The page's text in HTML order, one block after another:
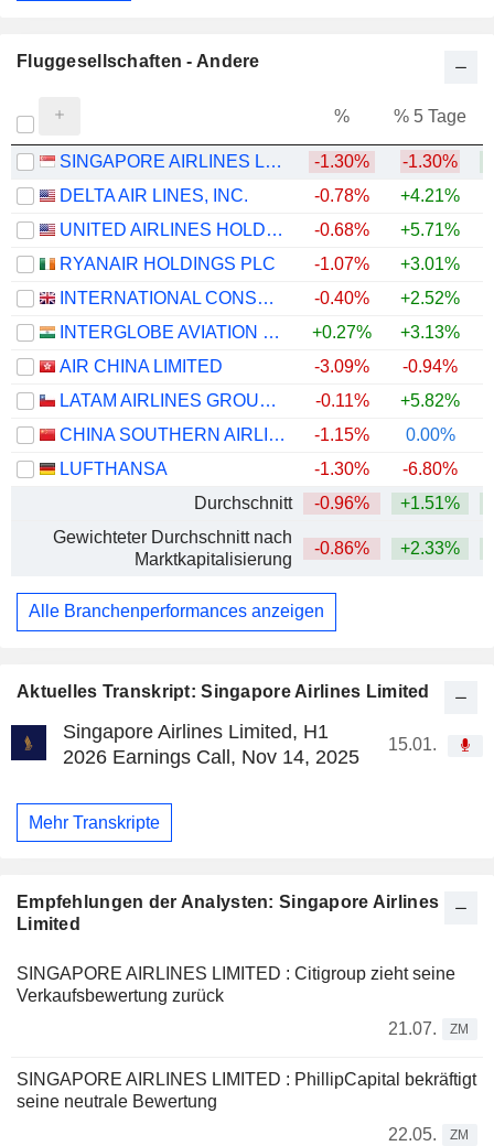
Aktuelles Transkript: Singapore Airlines Limited
Singapore Airlines Limited, H1
2026 Earnings Call, Nov 14, 2025
15.01.
Mehr Transkripte
Empfehlungen der Analysten: Singapore Airlines
Limited
SINGAPORE AIRLINES LIMITED : Citigroup zieht seine
Verkaufsbewertung zurück
21.07.
ZM
SINGAPORE AIRLINES LIMITED : PhillipCapital bekräftigt
seine neutrale Bewertung
22.05.
ZM
Fluggesellschaften - Andere
% % 5 Tage
SINGAPORE AIRLINES LIMITED -1.30% -1.30%
DELTA AIR LINES, INC.
-0.78% +4.21%
UNITED AIRLINES HOLDINGS, INC.
-0.68% +5.71%
RYANAIR HOLDINGS PLC
-1.07% +3.01%
INTERNATIONAL CONSOLIDATED AIRLINES GROUP, S.A.
-0.40% +2.52%
INTERGLOBE AVIATION LIMITED
+0.27% +3.13%
AIR CHINA LIMITED
-3.09% -0.94%
LATAM AIRLINES GROUP S.A.
-0.11% +5.82%
CHINA SOUTHERN AIRLINES COMPANY LIMITED
-1.15% 0.00%
LUFTHANSA
-1.30% -6.80%
Durchschnitt
-0.96% +1.51%
Gewichteter Durchschnitt nach
Marktkapitalisierung
-0.86% +2.33%
Alle Branchenperformances anzeigen